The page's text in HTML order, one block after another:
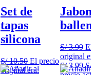
Set de
tapas
silicona
S/10.50 El precio
original era:
S/3.99 El
original
S/ 3.99.S/